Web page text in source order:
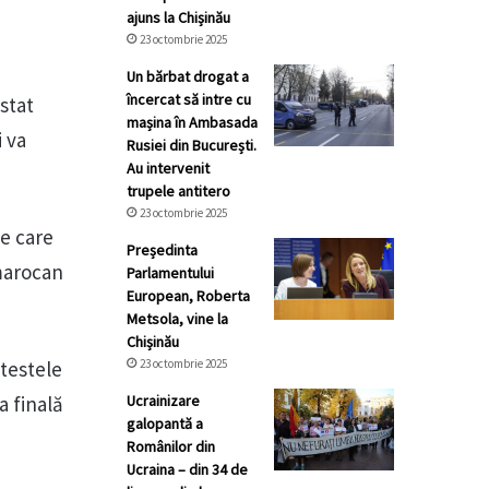
care
finală
ajuns la Chișinău
23 octombrie 2025
Un bărbat drogat a
încercat să intre cu
mașina în Ambasada
Rusiei din București.
Au intervenit
trupele antitero
23 octombrie 2025
Președinta
Parlamentului
European, Roberta
Metsola, vine la
Chișinău
23 octombrie 2025
Ucrainizare
galopantă a
Românilor din
Ucraina – din 34 de